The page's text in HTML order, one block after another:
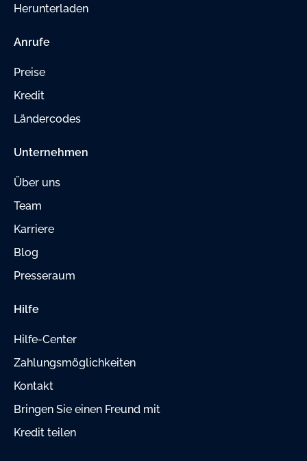
Herunterladen
Anrufe
Preise
Kredit
Ländercodes
Unternehmen
Über uns
Team
Karriere
Blog
Presseraum
Hilfe
Hilfe-Center
Zahlungsmöglichkeiten
Kontakt
Bringen Sie einen Freund mit
Kredit teilen